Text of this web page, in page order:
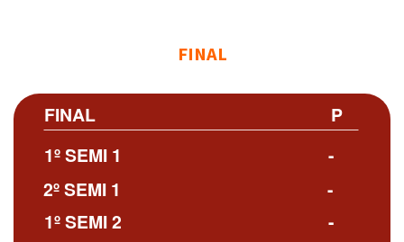
FINAL
P
FINAL
-
-
1º SEMI 1
2º SEMI 1
-
1º SEMI 2